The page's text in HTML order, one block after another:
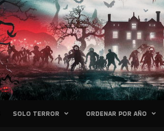
SOLO TERROR ORDENAR POR AÑO